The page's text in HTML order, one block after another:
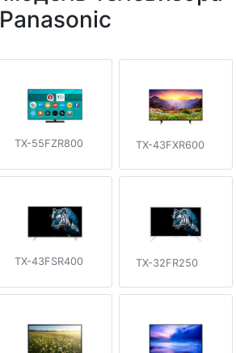
Panasonic
TX-55FZR800 TX-43FXR600
TX-43FSR400 TX-32FR250